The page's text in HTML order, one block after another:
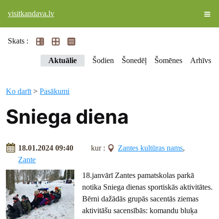
visitkandava.lv
Skats :
Aktuālie Šodien Šonedēļ Šomēnes Arhīvs
Ko darīt >Pasākumi
Sniega diena
18.01.2024 09:40 kur : Zantes kultūras nams,
Zante
18.janvārī Zantes pamatskolas parkā
notika Sniega dienas sportiskās aktivitātes.
Bērni dažādās grupās sacentās ziemas
aktivitāšu sacensībās: komandu bluķa